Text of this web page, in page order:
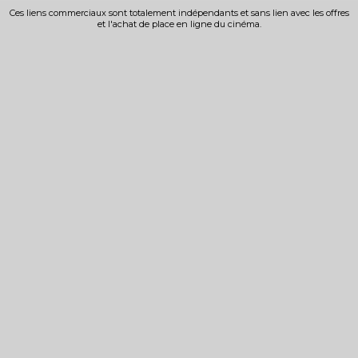
Ces liens commerciaux sont totalement indépendants et sans lien avec les offres
et l'achat de place en ligne du cinéma.